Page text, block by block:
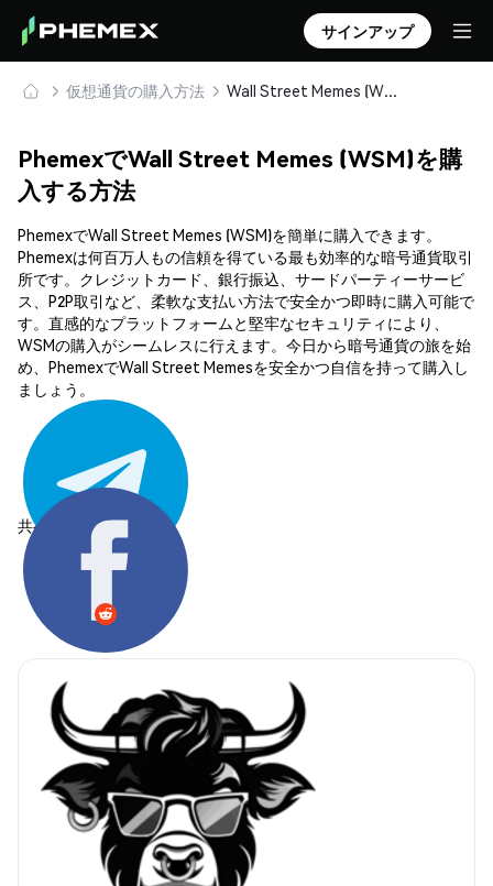
サインアップ
仮想通貨の購入方法 Wall Street Memes (WSM) を安全に購入・保管
PhemexでWall Street Memes (WSM)を購
入する方法
PhemexでWall Street Memes (WSM)を簡単に購入できます。
Phemexは何百万人もの信頼を得ている最も効率的な暗号通貨取引
所です。クレジットカード、銀行振込、サードパーティーサービ
ス、P2P取引など、柔軟な支払い方法で安全かつ即時に購入可能で
す。直感的なプラットフォームと堅牢なセキュリティにより、
WSMの購入がシームレスに行えます。今日から暗号通貨の旅を始
め、PhemexでWall Street Memesを安全かつ自信を持って購入し
ましょう。
共有する: